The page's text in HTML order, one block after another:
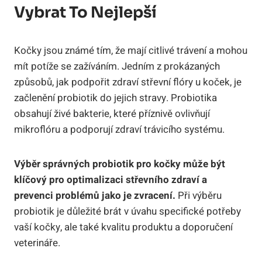
Vybrat To Nejlepší
Kočky jsou známé tím, že mají citlivé trávení a mohou
mít potíže se zažíváním. Jedním z prokázaných
způsobů, jak podpořit zdraví střevní flóry u koček, je
začlenění probiotik do jejich stravy. Probiotika
obsahují živé bakterie, které příznivě ovlivňují
mikroflóru a podporují zdraví trávicího systému.
Výběr správných probiotik pro kočky může být
klíčový pro optimalizaci střevního zdraví a
prevenci problémů jako je zvracení. Při výběru
probiotik je důležité brát v úvahu specifické potřeby
vaší kočky, ale také kvalitu produktu a doporučení
veterináře.